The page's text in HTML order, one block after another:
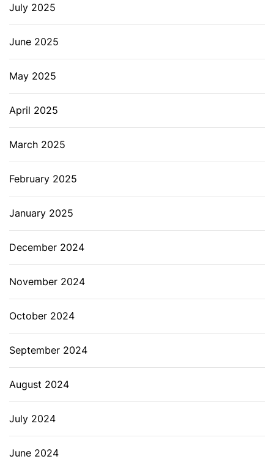
July 2025
June 2025
May 2025
April 2025
March 2025
February 2025
January 2025
December 2024
November 2024
October 2024
September 2024
August 2024
July 2024
June 2024